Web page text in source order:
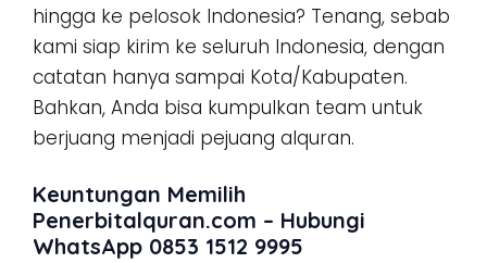
hingga ke pelosok Indonesia? Tenang, sebab
kami siap kirim ke seluruh Indonesia, dengan
catatan hanya sampai Kota/Kabupaten.
Bahkan, Anda bisa kumpulkan team untuk
berjuang menjadi pejuang alquran.
Keuntungan Memilih
Penerbitalquran.com – Hubungi
WhatsApp 0853 1512 9995